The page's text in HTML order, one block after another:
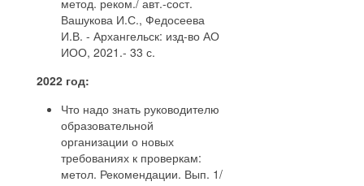
метод. реком./ авт.-сост.
Вашукова И.С., Федосеева
И.В. - Архангельск: изд-во АО
ИОО, 2021.- 33 с.
2022 год:
Что надо знать руководителю
образовательной
организации о новых
требованиях к проверкам:
метол. Рекомендации. Вып. 1/